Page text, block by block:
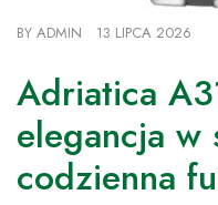
BY ADMIN 13 LIPCA 2026
Adriatica
elegancja w
codzienna